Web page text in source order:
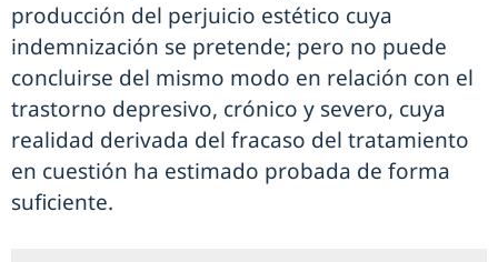
producción del perjuicio estético cuya
indemnización se pretende; pero no puede
concluirse del mismo modo en relación con el
trastorno depresivo, crónico y severo, cuya
realidad derivada del fracaso del tratamiento
en cuestión ha estimado probada de forma
suficiente.